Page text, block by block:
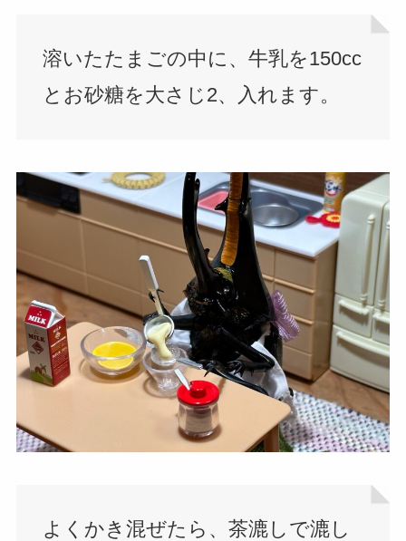
溶いたたまごの中に、牛乳を150cc
とお砂糖を大さじ2、入れます。
よくかき混ぜたら、茶漉しで漉し